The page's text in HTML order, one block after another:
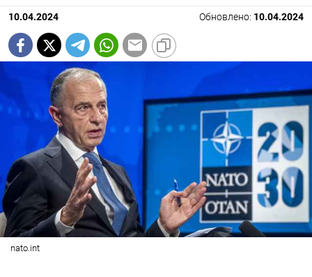
10.04.2024 Обновлено: 10.04.2024
nato.int